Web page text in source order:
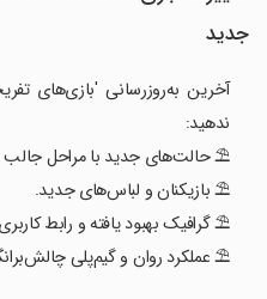
جدید
آخرین به‌روزرسانی 'بازی‌های
ندهید:
⛱️ حالت‌های جدید با مراحل جالب
⛱️ بازیکنان و لباس‌های جدید.
⛱️ گرافیک بهبود یافته و رابط
⛱️ عملکرد روان و گیم‌پلی